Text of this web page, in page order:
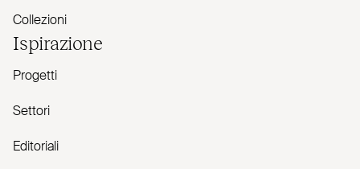
Collezioni
Ispirazione
Progetti
Settori
Editoriali